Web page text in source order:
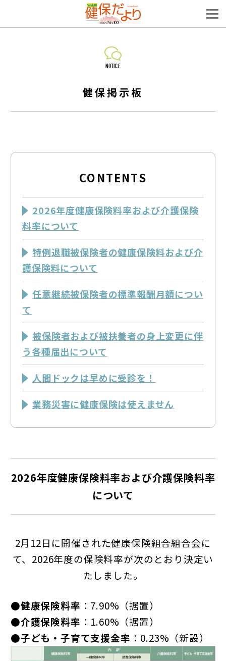
NOTICE
健保掲示板
CONTENTS
2026年度健康保険料率および介護保険
料率について
特例退職被保険者の健康保険料および介
護保険料について
任意継続被保険者の標準報酬月額につい
て
被保険者および被扶養者の身上変更に伴
う各種届出について
人間ドックは早めに受診を！
業務災害に健康保険は使えません
2026年度健康保険料率および介護保険料率
について
2月12日に開催された健康保険組合組合会に
て、2026年度の保険料率が次のとおり決定い
たしました。
●健康保険料率 ：7.90%（据置）
●介護保険料率 ：1.60%（据置）
●子ども・子育て支援金率 ：0.23%（新設）